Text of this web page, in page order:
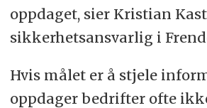
oppdaget, sier Kristian
sikkerhetsansvarlig i
Hvis målet er å stjele
oppdager bedrifter ofte